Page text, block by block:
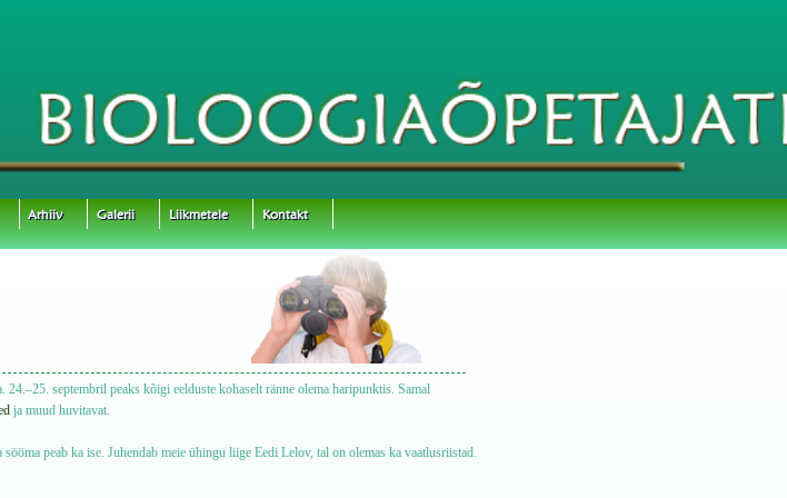
septembril peaks kõigi eelduste kohaselt ränne olema haripunktis. Samal
ja muud huvitavat.
peab ka ise. Juhendab meie ühingu liige Eedi Lelov, tal on olemas ka vaatlusriistad.
Arhiiv Galerii Liikmetele Kontakt